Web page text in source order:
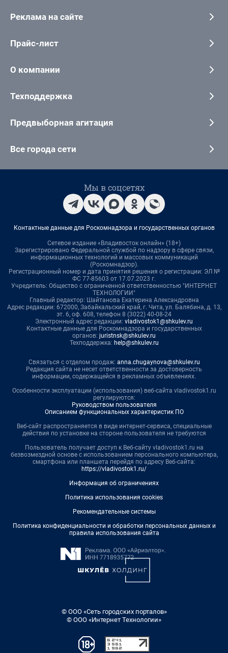
Реклама на сайте
Прайс-лист
О компании
Техподдержка
Предвыборная агитация
Все города сети
Мы в соцсетях
Контактные данные для Роскомнадзора и государственных органов
Сетевое издание «Владивосток онлайн» (18+)
Зарегистрировано Федеральной службой по надзору в сфере связи,
информационных технологий и массовых коммуникаций
(Роскомнадзор).
Регистрационный номер и дата принятия решения о регистрации: ЭЛ №
ФС 77-85603 от 17.07.2023 г.
Учредитель: Общество с ограниченной ответственностью "ИНТЕРНЕТ
ТЕХНОЛОГИИ"
Главный редактор: Шайтанова Екатерина Александровна
Адрес редакции: 672000, Забайкальский край, г. Чита, ул. Балябина, д. 13,
эт. 6, оф. 608, телефон 8 (3022) 40-08-24
Электронный адрес редакции: vladivostok1@shkulev.ru
Контактные данные для Роскомнадзора и государственных
органов: juristnsk@shkulev.ru
Техподдержка: help@shkulev.ru
Связаться с отделом продаж: anna.chugaynova@shkulev.ru
Редакция сайта не несет ответственности за достоверность
информации, содержащейся в рекламных объявлениях.
Особенности эксплуатации (использования) веб-сайта vladivostok1.ru
регулируются:
Руководством пользователя
Описанием функциональных характеристик ПО
Веб-сайт распространяется в виде интернет-сервиса, специальные
действия по установке на стороне пользователя не требуются
Пользователь получает доступ к Веб-сайту vladivostok1.ru на
безвозмездной основе с использованием персонального компьютера,
смартфона или планшета перейдя по адресу Веб-сайта:
https://vladivostok1.ru/
Информация об ограничениях
Политика использования cookies
Рекомендательные системы
Политика конфиденциальности и обработки персональных данных и
правила использования сайта
© ООО «Сеть городских порталов»
© ООО «Интернет Технологии»